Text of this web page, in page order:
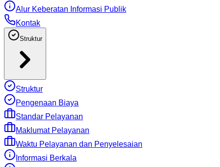
Alur Keberatan Informasi Publik
Kontak
Struktur
Struktur
Pengenaan Biaya
Standar Pelayanan
Maklumat Pelayanan
Waktu Pelayanan dan Penyelesaian
Informasi Berkala